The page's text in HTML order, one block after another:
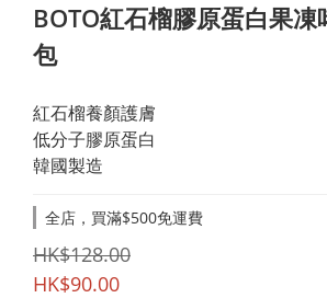
BOTO紅石榴膠原蛋白果
包
紅石榴養顏護膚
低分子膠原蛋白
韓國製造
全店，買滿$500免運費
HK$128.00
HK$90.00